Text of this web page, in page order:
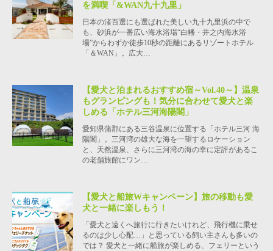
を満喫「&WAN九十九里」
日本の渚百選にも選ばれた美しい九十九里浜の中で
も、砂浜が一番広い海水浴場“白幡・井之内海水浴
場”からわずか徒歩10秒の距離にあるリゾートホテル
「＆WAN」。広大…
【愛犬と泊まれるおすすめ宿～Vol.40～】温泉
もグランピングも！気分に合わせて愛犬と楽
しめる「ホテル三河海陽閣」
愛知県蒲郡にある三谷温泉に位置する「ホテル三河 海
陽閣」。三河湾の雄大な海を一望するロケーション
と、天然温泉、さらに三河湾の海の幸に定評があるこ
の老舗旅館にワン…
【愛犬と船旅Wキャンペーン】旅の移動も愛
犬と一緒に楽しもう！
「愛犬と遠くへ旅行に行きたいけれど、飛行機に乗せ
るのは少し心配…」と思っている飼い主さんも多いの
では？ 愛犬と一緒に船旅が楽しめる、フェリーという